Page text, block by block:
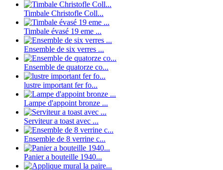
Timbale Christofle Coll...
Timbale évasé 19 eme ...
Ensemble de six verres ...
Ensemble de quatorze co...
lustre important fer fo...
Lampe d'appoint bronze ...
Serviteur a toast avec ...
Ensemble de 8 verrine c...
Panier a bouteille 1940...